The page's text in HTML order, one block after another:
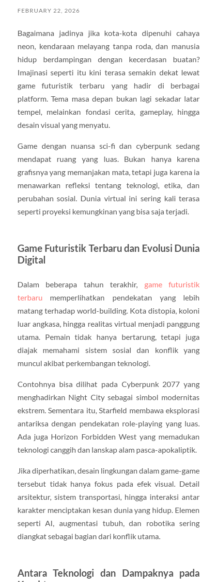
FEBRUARY 22, 2026
Bagaimana jadinya jika kota-kota dipenuhi cahaya
neon, kendaraan melayang tanpa roda, dan manusia
hidup berdampingan dengan kecerdasan buatan?
Imajinasi seperti itu kini terasa semakin dekat lewat
game futuristik terbaru yang hadir di berbagai
platform. Tema masa depan bukan lagi sekadar latar
tempel, melainkan fondasi cerita, gameplay, hingga
desain visual yang menyatu.
Game dengan nuansa sci-fi dan cyberpunk sedang
mendapat ruang yang luas. Bukan hanya karena
grafisnya yang memanjakan mata, tetapi juga karena ia
menawarkan refleksi tentang teknologi, etika, dan
perubahan sosial. Dunia virtual ini sering kali terasa
seperti proyeksi kemungkinan yang bisa saja terjadi.
Game Futuristik Terbaru dan Evolusi Dunia
Digital
Dalam beberapa tahun terakhir, game futuristik
terbaru memperlihatkan pendekatan yang lebih
matang terhadap world-building. Kota distopia, koloni
luar angkasa, hingga realitas virtual menjadi panggung
utama. Pemain tidak hanya bertarung, tetapi juga
diajak memahami sistem sosial dan konflik yang
muncul akibat perkembangan teknologi.
Contohnya bisa dilihat pada Cyberpunk 2077 yang
menghadirkan Night City sebagai simbol modernitas
ekstrem. Sementara itu,Starfield membawa eksplorasi
antariksa dengan pendekatan role-playing yang luas.
Ada juga Horizon Forbidden Westyang memadukan
teknologi canggih dan lanskap alam pasca-apokaliptik.
Jika diperhatikan, desain lingkungan dalam game-game
tersebut tidak hanya fokus pada efek visual. Detail
arsitektur, sistem transportasi, hingga interaksi antar
karakter menciptakan kesan dunia yang hidup. Elemen
seperti AI, augmentasi tubuh, dan robotika sering
diangkat sebagai bagian dari konflik utama.
Antara Teknologi dan Dampaknya pada